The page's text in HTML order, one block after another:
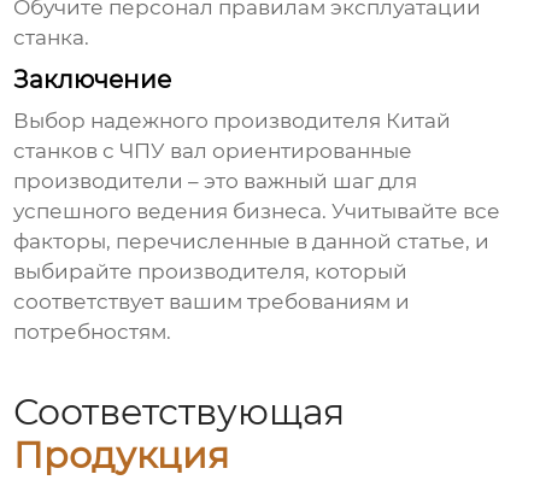
Обучите персонал правилам эксплуатации
станка.
Заключение
Выбор надежного производителя Китай
станков с ЧПУ вал ориентированные
производители – это важный шаг для
успешного ведения бизнеса. Учитывайте все
факторы, перечисленные в данной статье, и
выбирайте производителя, который
соответствует вашим требованиям и
потребностям.
Соответствующая
Продукция